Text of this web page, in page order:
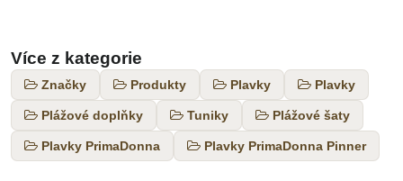
Více z kategorie
Značky Produkty Plavky Plavky
Plážové doplňky Tuniky Plážové šaty
Plavky PrimaDonna Plavky PrimaDonna Pinner